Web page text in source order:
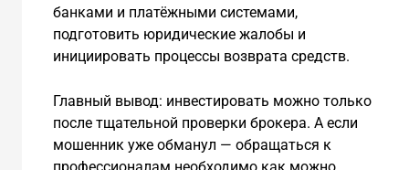
банками и платёжными системами,
подготовить юридические жалобы и
инициировать процессы возврата средств.
Главный вывод: инвестировать можно только
после тщательной проверки брокера. А если
мошенник уже обманул — обращаться к